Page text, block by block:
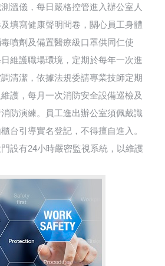
菁英招募
溫儀，每日嚴格控管進入辦公室人
填寫健康聲明問卷，關心員工身體
噴劑及備置醫療級口罩供同仁使
維護職場環境，定期於每年一次進
清潔，依據法規委請專業技師定期
護，每月一次消防安全設備巡檢及
防演練。員工進出辦公室須佩戴識
台引導實名登記，不得擅自進入。
設有24小時嚴密監視系統，以維護